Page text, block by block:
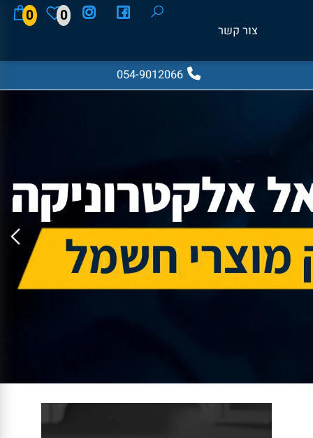
054-9012066
0 0
צור קשר